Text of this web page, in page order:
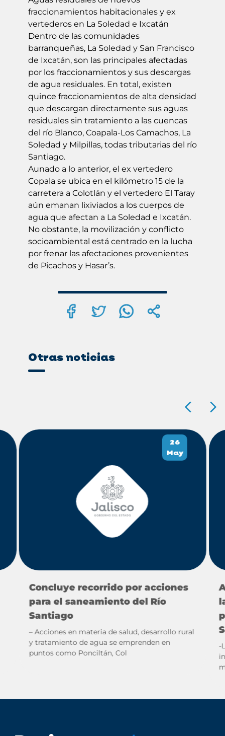
fraccionamientos habitacionales y ex
vertederos en La Soledad e Ixcatán
Dentro de las comunidades
barranqueñas, La Soledad y San Francisco
de Ixcatán, son las principales afectadas
por los fraccionamientos y sus descargas
de agua residuales. En total, existen
quince fraccionamientos de alta densidad
que descargan directamente sus aguas
residuales sin tratamiento a las cuencas
del río Blanco, Coapala-Los Camachos, La
Soledad y Milpillas, todas tributarias del río
Santiago.
Aunado a lo anterior, el ex vertedero
Copala se ubica en el kilómetro 15 de la
carretera a Colotlán y el vertedero El Taray
aún emanan lixiviados a los cuerpos de
agua que afectan a La Soledad e Ixcatán.
No obstante, la movilización y conflicto
socioambiental está centrado en la lucha
por frenar las afectaciones provenientes
de Picachos y Hasar’s.
Otras noticias
26
May
Concluye recorrido por acciones
para el saneamiento del Río
Santiago
– Acciones en materia de salud, desarrollo rural
y tratamiento de agua se emprenden en
puntos como Ponciltán, Col
-